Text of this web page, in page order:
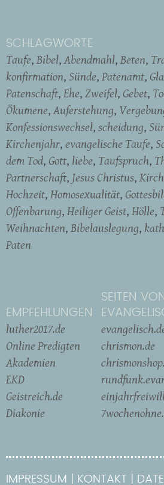
SCHLAGWORTE
Taufe Bibel Abendmahl Beten
konfirmation Sünde Patenamt
Patenschaft Ehe Zweifel Gebet
Ökumene Auferstehung
Konfessionswechsel scheidung
Kirchenjahr evangelische Taufe
dem Tod Gott liebe Taufspruch
Partnerschaft Jesus Christus
Hochzeit Homosexualität
Offenbarung Heiliger Geist Hölle
Weihnachten Bibelauslegung
Paten
EMPFEHLUNGEN
luther2017.de
Online Predigten
Akademien
EKD
Geistreich.de
Diakonie
SEITEN VON
chrismon.de
IMPRESSUM KONTAKT